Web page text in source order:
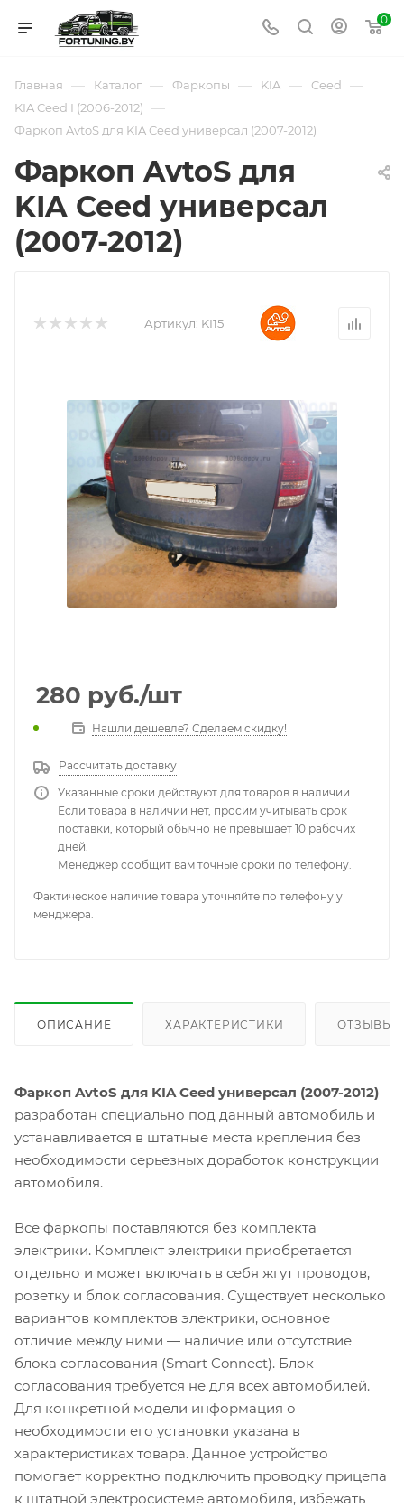
0
Главная — Каталог — Фаркопы — KIA — Ceed —
KIA Ceed I (2006-2012) —
Фаркоп AvtoS для KIA Ceed универсал (2007-2012)
Фаркоп AvtoS для
KIA Ceed универсал
(2007-2012)
Артикул: KI15
280 руб./шт
Нашли дешевле? Сделаем скидку!
Рассчитать доставку
Указанные сроки действуют для товаров в наличии.
Если товара в наличии нет, просим учитывать срок
поставки, который обычно не превышает 10 рабочих
дней.
Менеджер сообщит вам точные сроки по телефону.
Фактическое наличие товара уточняйте по телефону у
менджера.
ОПИСАНИЕ ХАРАКТЕРИСТИКИ ОТЗЫВЫ
Фаркоп AvtoS для KIA Ceed универсал (2007-2012)
разработан специально под данный автомобиль и
устанавливается в штатные места крепления без
необходимости серьезных доработок конструкции
автомобиля.
Все фаркопы поставляются без комплекта
электрики. Комплект электрики приобретается
отдельно и может включать в себя жгут проводов,
розетку и блок согласования. Существует несколько
вариантов комплектов электрики, основное
отличие между ними — наличие или отсутствие
блока согласования (Smart Connect). Блок
согласования требуется не для всех автомобилей.
Для конкретной модели информация о
необходимости его установки указана в
характеристиках товара. Данное устройство
помогает корректно подключить проводку прицепа
к штатной электросистеме автомобиля, избежать